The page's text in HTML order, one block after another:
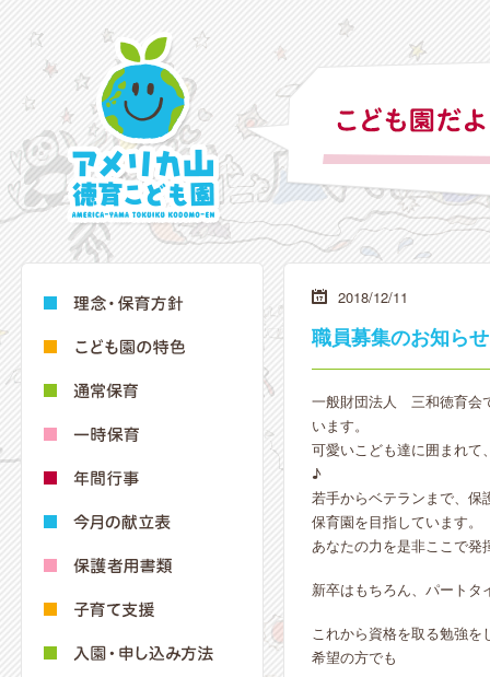
2018/12/11
職員募集のお知らせ
一般財団法人 三和徳育会
います。
可愛いこども達に囲まれて
♪
若手からベテランまで、保
保育園を目指しています。
あなたの力を是非ここで発
新卒はもちろん、パート
これから資格を取る勉強
希望の方でも